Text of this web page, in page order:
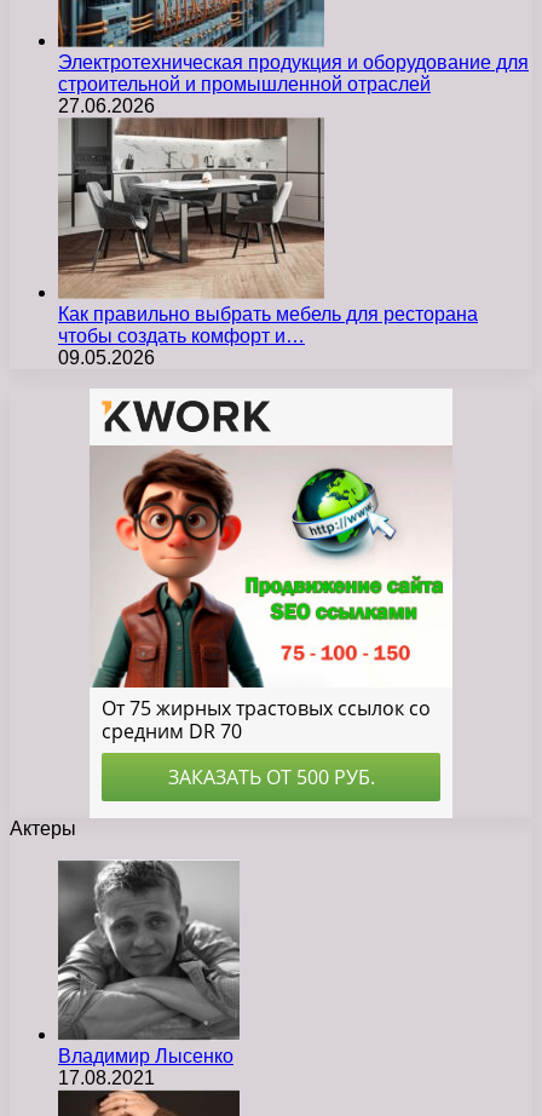
Электротехническая продукция и оборудование для
строительной и промышленной отраслей
27.06.2026
Как правильно выбрать мебель для ресторана
чтобы создать комфорт и…
09.05.2026
Актеры
Владимир Лысенко
17.08.2021